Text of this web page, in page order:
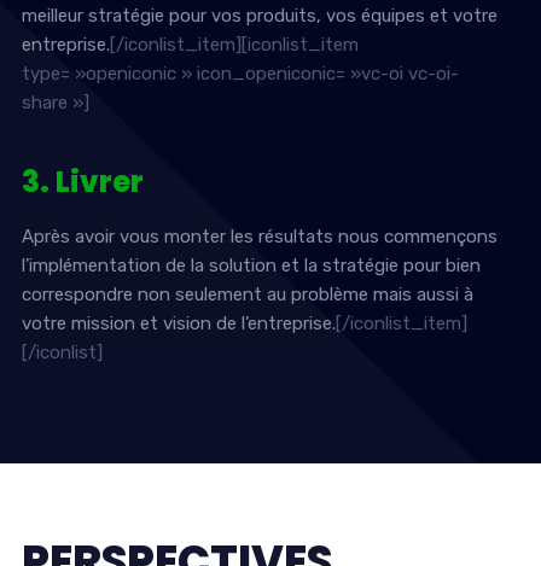
meilleur stratégie pour vos produits, vos équipes et votre
entreprise.[/iconlist_item][iconlist_item
type= »openiconic » icon_openiconic= »vc-oi vc-oi-
share »]
3. Livrer
Après avoir vous monter les résultats nous commençons
l’implémentation de la solution et la stratégie pour bien
correspondre non seulement au problème mais aussi à
votre mission et vision de l’entreprise.[/iconlist_item]
[/iconlist]